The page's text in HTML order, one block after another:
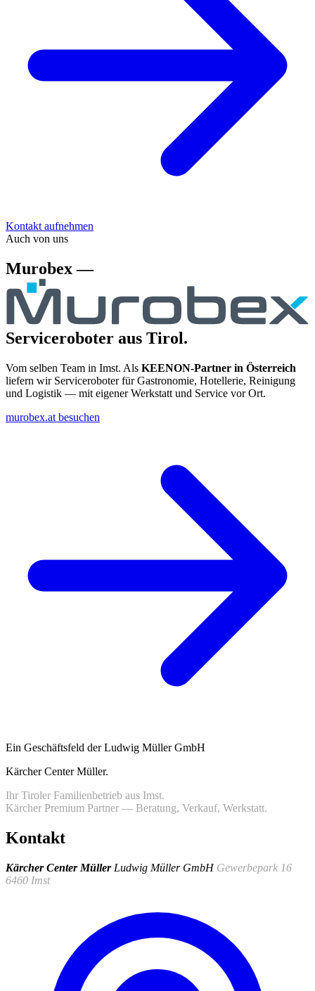
Kontakt aufnehmen
Auch von uns
Murobex —
Serviceroboter aus Tirol.
Vom selben Team in Imst. Als KEENON-Partner in Österreich
liefern wir Serviceroboter für Gastronomie, Hotellerie, Reinigung
und Logistik — mit eigener Werkstatt und Service vor Ort.
murobex.at besuchen
Ein Geschäftsfeld der Ludwig Müller GmbH
Kärcher Center Müller.
Ihr Tiroler Familienbetrieb aus Imst.
Kärcher Premium Partner — Beratung, Verkauf, Werkstatt.
Kontakt
Kärcher Center Müller Ludwig Müller GmbH Gewerbepark 16
6460 Imst